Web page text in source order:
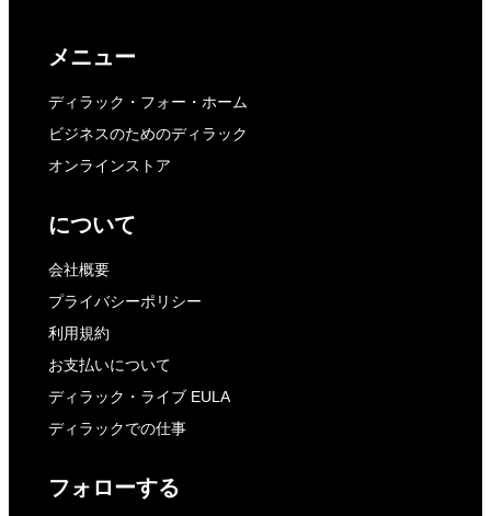
メニュー
ディラック・フォー・ホーム
ビジネスのためのディラック
オンラインストア
について
会社概要
プライバシーポリシー
利用規約
お支払いについて
ディラック・ライブ EULA
ディラックでの仕事
フォローする